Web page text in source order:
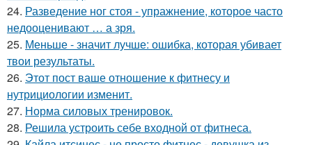
24. Разведение ног стоя - упражнение, которое часто
недооценивают … а зря.
25. Меньше - значит лучше: ошибка, которая убивает
твои результаты.
26. Этот пост ваше отношение к фитнесу и
нутрициологии изменит.
27. Норма силовых тренировок.
28. Решила устроить себе входной от фитнеса.